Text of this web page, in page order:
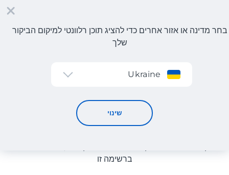
בחר מדינה או אזור אחרים כדי להציג תוכן רלוונטי למיקום הביקור
שלך
Ukraine
שינוי
קטלוג חנויות
קטלוג חנויות
ברשימה זו